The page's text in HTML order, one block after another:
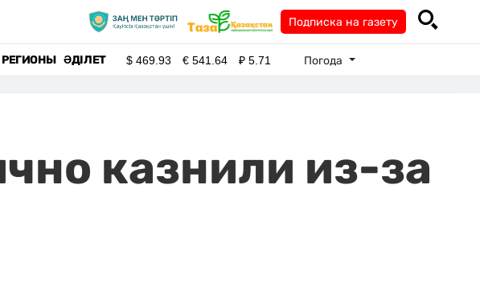
Подписка на газету
РЕГИОНЫ ӘДІЛЕТ $469.93 €541.64 ₽5.71 Погода
казнили из-за